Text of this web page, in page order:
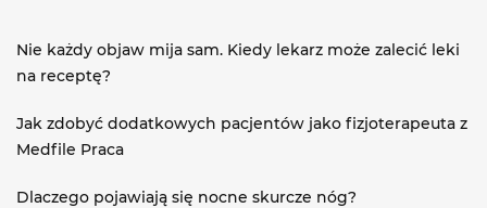
Nie każdy objaw mija sam. Kiedy lekarz może zalecić leki
na receptę?
Jak zdobyć dodatkowych pacjentów jako fizjoterapeuta z
Medfile Praca
Dlaczego pojawiają się nocne skurcze nóg?